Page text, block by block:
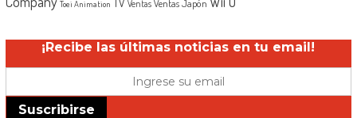
Toei Animation Ventas Ventas Japón
¡Recibe las últimas noticias en tu email!
Suscribirse